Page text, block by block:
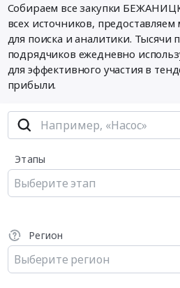
Собираем все закупки
всех источников,
для поиска и аналитики. Тысячи
подрядчиков ежедневно
для эффективного участия в
прибыли.
Этапы
Выберите этап
Регион
Выберите регион